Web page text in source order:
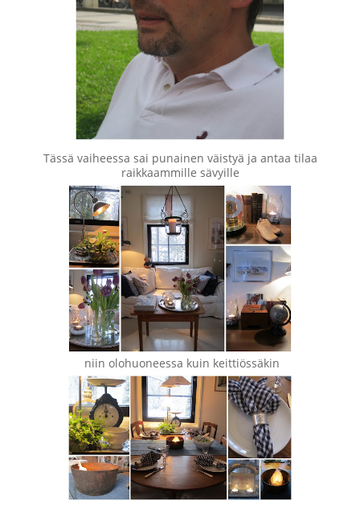
Tässä vaiheessa sai punainen väistyä ja antaa tilaa
raikkaammille sävyille
niin olohuoneessa kuin keittiössäkin